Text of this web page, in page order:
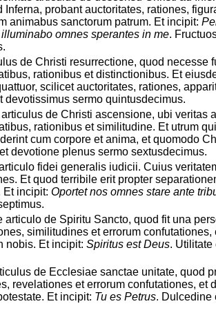
probant auctoritates, rationes,
animabus sanctorum patrum. Et incipit:
omnes sperantes in me.
de Christi resurrectione, quod necesse
rationibus et distinctionibus. Et
scilicet auctoritates, rationes,
sermo quintusdecimus.
de Christi ascensione, ubi veritas
rationibus et similitudine. Et utrum qui
cum corpore et anima, et quomodo
devotione plenus sermo sextusdecimus.
fidei generalis iudicii. Cuius
Et quod terribile erit propter
Et incipit:Oportet nos omnes stare ante
articulo de Spiritu Sancto, quod fit una
similitudines et errorum confutationes,
nobis. Et incipit:Spiritus est Deus. Utilitate
de Ecclesiae sanctae unitate, quod
revelationes et errorum confutationes, et
Et incipit: Tu es Petrus. Dulcedine